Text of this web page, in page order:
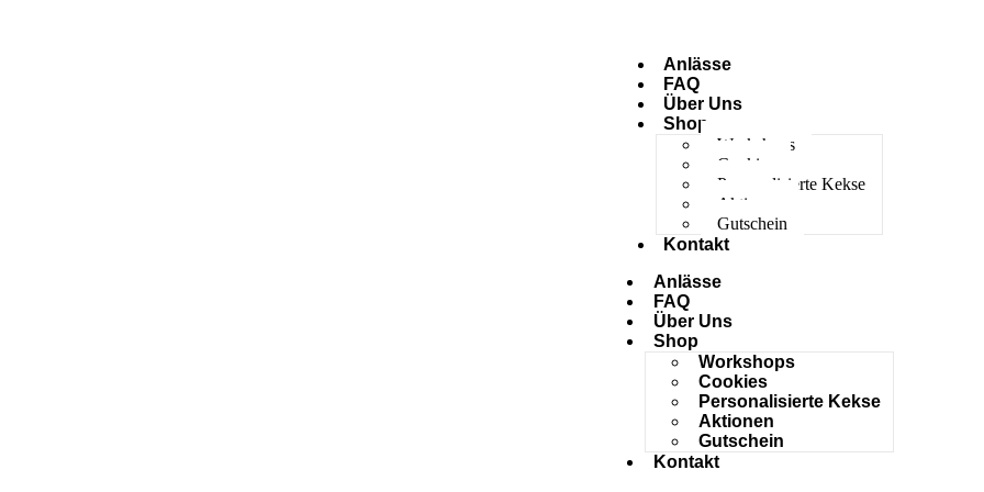
Anlässe
FAQ
Über Uns
Shop
Workshops
Cookies
Personalisierte Kekse
Aktionen
Gutschein
Kontakt
Anlässe
FAQ
Über Uns
Shop
Workshops
Cookies
Personalisierte Kekse
Aktionen
Gutschein
Kontakt